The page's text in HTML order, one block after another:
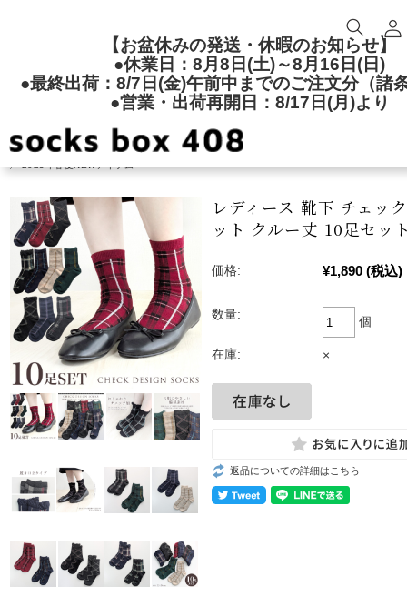
【お盆休みの発送・休暇のお知らせ】
●休業日：8月8日(土)～8月16日(日)
●最終出荷：8/7日(金)午前中までのご注文分（諸
●営業・出荷再開日：8/17日(月)より
レディースソックス
クルー丈
レディース 靴下 チェッ
ット クルー丈 10足セッ
価格: ¥1,890 (税込)
数量:
個
在庫: ×
返品についての詳細はこちら